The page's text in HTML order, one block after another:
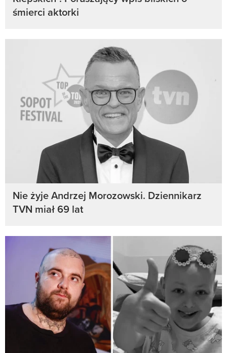
śmierci aktorki
Nie żyje Andrzej Morozowski. Dziennikarz
TVN miał 69 lat